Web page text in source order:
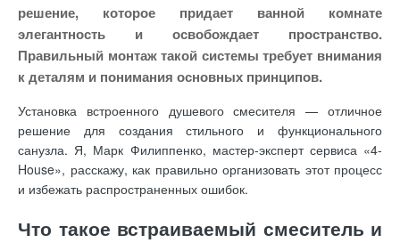
решение, которое придает ванной комнате
элегантность и освобождает пространство.
Правильный монтаж такой системы требует внимания
к деталям и понимания основных принципов.
Установка встроенного душевого смесителя — отличное
решение для создания стильного и функционального
санузла. Я, Марк Филиппенко, мастер-эксперт сервиса «4-
House», расскажу, как правильно организовать этот процесс
и избежать распространенных ошибок.
Что такое встраиваемый смеситель и